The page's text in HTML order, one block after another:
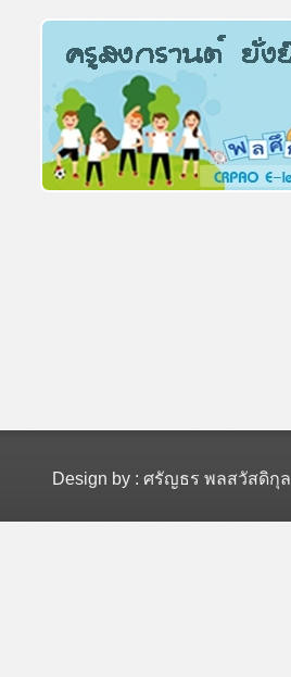
Design by : ศรัญธร พลสวัสดิกุล